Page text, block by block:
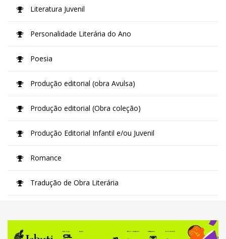
Literatura Juvenil
Personalidade Literária do Ano
Poesia
Produção editorial (obra Avulsa)
Produção editorial (Obra coleção)
Produção Editorial Infantil e/ou Juvenil
Romance
Tradução de Obra Literária